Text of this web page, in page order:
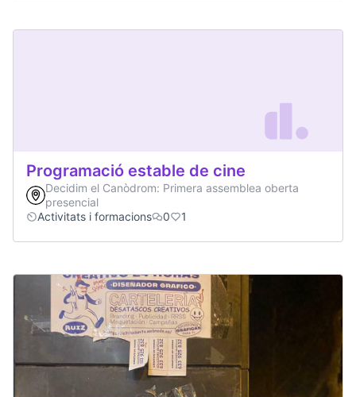
Programació estable de cine
Decidim el Canòdrom: Primera assemblea oberta
presencial
Activitats i formacions
0 1